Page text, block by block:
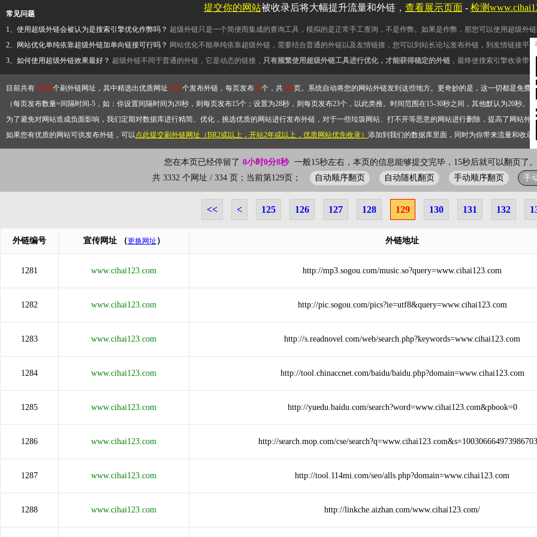
常见问题
1、使用超级外链会被认为是搜索引擎优化作弊吗？ 超级外链只是一个简便而集成的查询工具，模拟的是正常手工查询，不是作弊。如果是作弊，那您可以使用超级外
2、网站优化单纯依靠超级外链加单向链接可行吗？ 网站优化不能单纯依靠超级外链，需要结合普通的外链以及友情链接，您可以到站长论坛发布外链，到友情链接平
3、如何使用超级外链效果最好？ 超级外链不同于普通的外链，它是动态的链接， 只有频繁使用超级外链工具进行优化，才能获得稳定的外链 ，最终使搜索引擎收录带
目前共有13264个刷外链网址，其中精选出优质网址3332个发布外链，每页发布10个，共334页。系统自动将您的网站外链发到这些地方。更奇妙的是，这一切都是免费
（每页发布数量=间隔时间-5，如：你设置间隔时间为20秒，则每页发布15个；设置为28秒，则每页发布23个，以此类推。时间范围在15-30秒之间，其他默认为20秒。）
为了避免对网站造成负面影响，我们定期对数据库进行精简、优化，挑选优质的网站进行发布外链，对于一些垃圾网站、打不开等恶意的网站进行删除，提高了网站外
如果您有优质的网站可供发布外链，可以点此提交刷外链网址（BR2或以上，开站2年或以上，优质网站优先收录） 添加到我们的数据库里面，同时为你带来流量和收录
您在本页已经停留了 0小时0分8秒
一般15秒左右，本页的信息能够提交完毕，15秒后就可以翻页了
共 3332 个网址 / 334 页；当前第129页；
自动顺序翻页 自动随机翻页 手动顺序翻页 手
<< < 125 126 127 128 129 130 131 132
外链编号 宣传网址 （更换网址 ） 外链地址
1281 www.cihai123.com http://mp3.sogou.com/music.so?query=www.cihai123.com
1282 www.cihai123.com http://pic.sogou.com/pics?ie=utf8&query=www.cihai123.com
1283 www.cihai123.com http://s.readnovel.com/web/search.php?keywords=www.cihai123.com
1284 www.cihai123.com http://tool.chinaccnet.com/baidu/baidu.php?domain=www.cihai123.com
1285 www.cihai123.com http://yuedu.baidu.com/search?word=www.cihai123.com&pbook=0
1286 www.cihai123.com http://search.mop.com/cse/
1287 www.cihai123.com http://tool.114mi.com/seo/alls.php?domain=www.cihai123.com
1288 www.cihai123.com http://linkche.aizhan.com/www.cihai123.com/
提交你的网站被收录后将大幅提升流量和外链， 查看展示页面- 检测